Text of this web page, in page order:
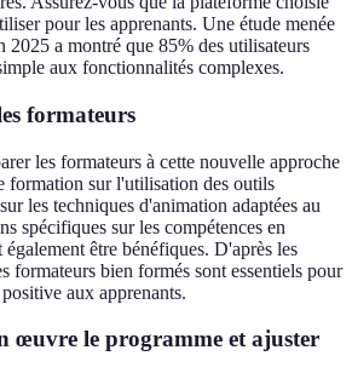
pour les apprenants. Une étude menée
2025 a montré que 85% des utilisateurs
aux fonctionnalités complexes.
formateurs
les formateurs à cette nouvelle approche
formation sur l'utilisation des outils
les techniques d'animation adaptées au
spécifiques sur les compétences en
être bénéfiques. D'après les
formateurs bien formés sont essentiels pour
aux apprenants.
œuvre le programme et ajuster